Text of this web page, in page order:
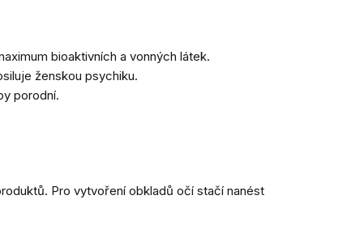
bioaktivních a vonných látek.
ženskou psychiku.
porodní.
Pro vytvoření obkladů očí stačí nanést